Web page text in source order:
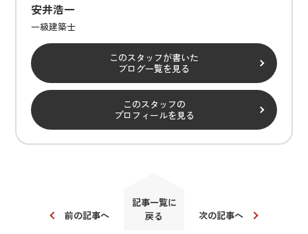
安井浩一
一級建築士
このスタッフが書いた
ブログ一覧を見る
このスタッフの
プロフィールを見る
前の記事へ
記事一覧に
戻る
次の記事へ